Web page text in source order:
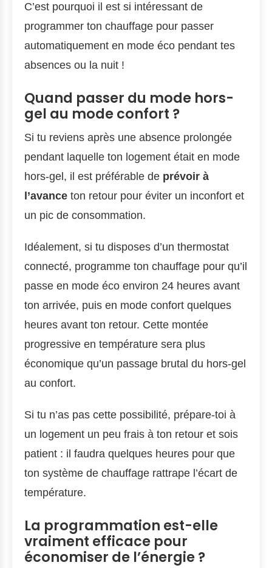
C’est pourquoi il est si intéressant de
programmer ton chauffage pour passer
automatiquement en mode éco pendant tes
absences ou la nuit !
Quand passer du mode hors-
gel au mode confort ?
Si tu reviens après une absence prolongée
pendant laquelle ton logement était en mode
hors-gel, il est préférable de prévoir à
l’avance ton retour pour éviter un inconfort et
un pic de consommation.
Idéalement, si tu disposes d’un thermostat
connecté, programme ton chauffage pour qu’il
passe en mode éco environ 24 heures avant
ton arrivée, puis en mode confort quelques
heures avant ton retour. Cette montée
progressive en température sera plus
économique qu’un passage brutal du hors-gel
au confort.
Si tu n’as pas cette possibilité, prépare-toi à
un logement un peu frais à ton retour et sois
patient : il faudra quelques heures pour que
ton système de chauffage rattrape l’écart de
température.
La programmation est-elle
vraiment efficace pour
économiser de l’énergie ?